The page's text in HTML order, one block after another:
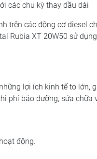
các chu kỳ thay dầu dài
trên các động cơ diesel
Rubia XT 20W50 sử
lợi ích kinh tế to lớn,
phí bảo dưỡng, sửa chữa
động.